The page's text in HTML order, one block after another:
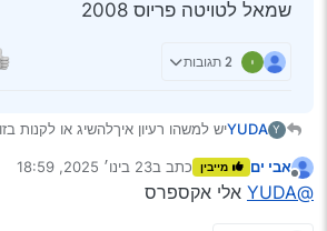
שמאל לטויטה פריוס 2008
2 תגובות
Y
YUDAיש למשהו רעיון איךלהשיג או לקנות
מנותק
אבי ים מייבין כתב ב23 בינו׳ 2025, 18:59
נערך לאחרונה על ידי
@YUDA אלי אקספרס